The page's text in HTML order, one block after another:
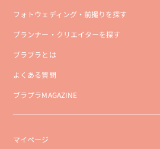
フォトウェディング・前撮りを探す
プランナー・クリエイターを探す
ブラプラとは
よくある質問
ブラプラMAGAZINE
マイページ